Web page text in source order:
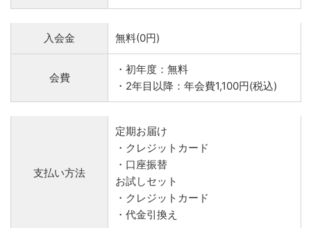
入会金 無料(0円)
会費
・初年度：無料
・2年目以降：年会費1,100円(税込)
支払い方法
定期お届け
・クレジットカード
・口座振替
お試しセット
・クレジットカード
・代金引換え